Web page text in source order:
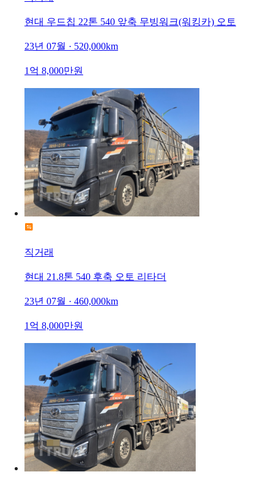
현대 우드칩 22톤 540 앞축 무빙워크(워킹카) 오토
23년 07월 · 520,000km
1억 8,000만원
직거래
현대 21.8톤 540 후축 오토 리타더
23년 07월 · 460,000km
1억 8,000만원